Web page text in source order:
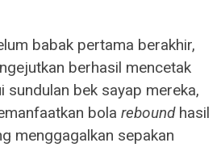
babak pertama berakhir,
berhasil mencetak
sundulan bek sayap mereka,
bola reboundhasil
menggagalkan sepakan